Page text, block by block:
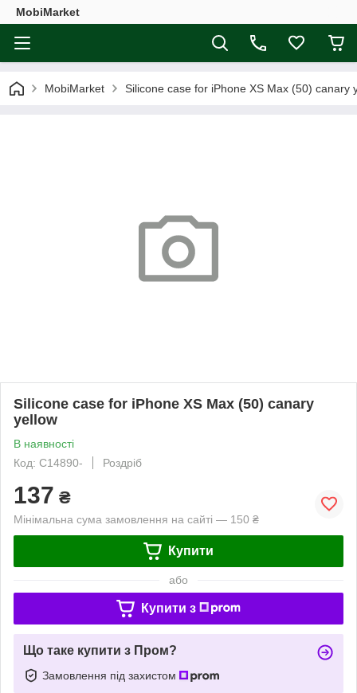
MobiMarket
MobiMarket Silicone case for iPhone XS Max (50) canary
Silicone case for iPhone XS Max (50) canary
yellow
В наявності
Код: C14890-
Роздріб
137 ₴
Мінімальна сума замовлення на сайті — 150 ₴
Купити
або
Купити з
Що таке купити з Пром?
Замовлення під захистом